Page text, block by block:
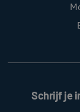
Schrijf je